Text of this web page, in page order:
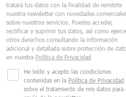
tratará tus datos con la finalidad de remitirte
nuestra newsletter con novedades comerciales
sobre nuestros servicios. Puedes acceder,
rectificar y suprimir tus datos, así como
otros derechos consultando la información
adicional y detallada sobre protección de
en nuestra Política de Privacidad
He leído y acepto las condiciones
contenidas en la Política de Privacidad
sobre el tratamiento de mis datos para